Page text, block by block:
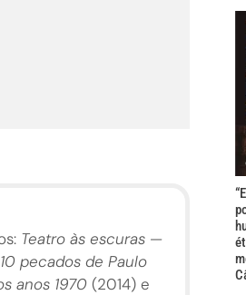
Teatro às escuras —
pecados de Paulo
anos 1970 (2014) e